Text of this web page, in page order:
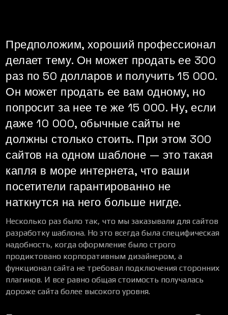
Предположим, хороший профессионал
делает тему. Он может продать ее 300
раз по 50 долларов и получить 15 000.
Он может продать ее вам одному, но
попросит за нее те же 15 000. Ну, если
даже 10 000, обычные сайты не
должны столько стоить. При этом 300
сайтов на одном шаблоне — это такая
капля в море интернета, что ваши
посетители гарантированно не
наткнутся на него больше нигде.
Несколько раз было так, что мы заказывали для сайтов
разработку шаблона. Но это всегда была специфическая
надобность, когда оформление было строго
продиктовано корпоративным дизайнером, а
функционал сайта не требовал подключения сторонних
плагинов. И все равно общая стоимость получалась
дороже сайта более высокого уровня.